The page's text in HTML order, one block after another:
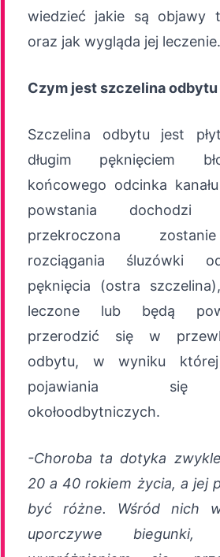
wiedzieć jakie są objawy
oraz jak wygląda jej leczenie.
Czym jest szczelina odbytu
Szczelina odbytu jest
długim pęknięciem
końcowego odcinka
powstania
przekroczona
rozciągania śluzówki
pęknięcia (ostra
leczone lub będą
przerodzić się w
odbytu, w wyniku
pojawiania się
okołoodbytniczych.
-Choroba ta dotyka
20 a 40 rokiem życia, a jej
być różne. Wśród nich
uporczywe